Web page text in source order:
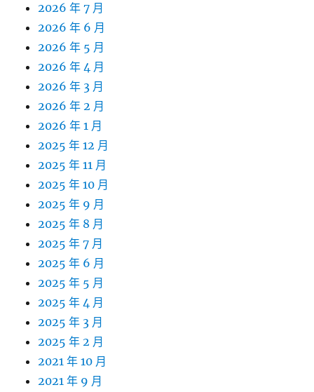
2026 年 7 月
2026 年 6 月
2026 年 5 月
2026 年 4 月
2026 年 3 月
2026 年 2 月
2026 年 1 月
2025 年 12 月
2025 年 11 月
2025 年 10 月
2025 年 9 月
2025 年 8 月
2025 年 7 月
2025 年 6 月
2025 年 5 月
2025 年 4 月
2025 年 3 月
2025 年 2 月
2021 年 10 月
2021 年 9 月